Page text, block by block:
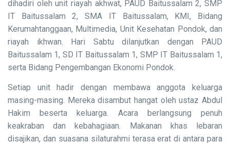
dihadiri oleh unit riayah akhwat, PAUD Baitussalam 2, SMP
IT Baitussalam 2, SMA IT Baitussalam, KMI, Bidang
Kerumahtanggaan, Multimedia, Unit Kesehatan Pondok, dan
riayah ikhwan. Hari Sabtu dilanjutkan dengan PAUD
Baitussalam 1, SD IT Baitussalam 1, SMP IT Baitussalam 1,
serta Bidang Pengembangan Ekonomi Pondok.
Setiap unit hadir dengan membawa anggota keluarga
masing-masing. Mereka disambut hangat oleh ustaz Abdul
Hakim beserta keluarga. Acara berlangsung penuh
keakraban dan kebahagiaan. Makanan khas lebaran
disajikan, dan suasana silaturahmi terasa erat di antara para